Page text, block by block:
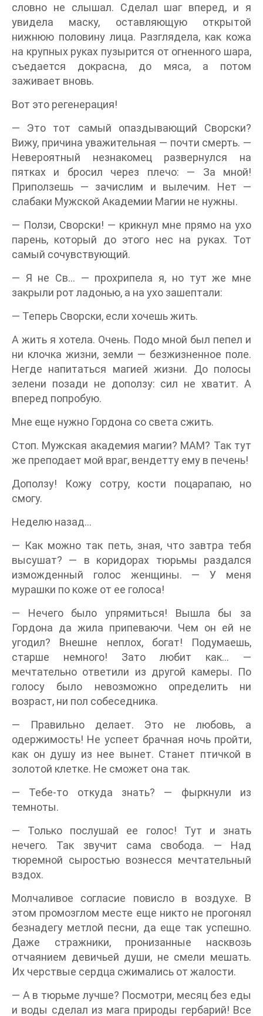
словно не слышал. Сделал шаг вперед, и я
увидела маску, оставляющую открытой
нижнюю половину лица. Разглядела, как кожа
на крупных руках пузырится от огненного шара,
съедается докрасна, до мяса, а потом
заживает вновь.
Вот это регенерация!
— Это тот самый опаздывающий Сворски?
Вижу, причина уважительная — почти смерть. —
Невероятный незнакомец развернулся на
пятках и бросил через плечо: — За мной!
Приползешь — зачислим и вылечим. Нет —
слабаки Мужской Академии Магии не нужны.
— Ползи, Сворски! — крикнул мне прямо на ухо
парень, который до этого нес на руках. Тот
самый сочувствующий.
— Я не Св… — прохрипела я, но тут же мне
закрыли рот ладонью, а на ухо зашептали:
— Теперь Сворски, если хочешь жить.
А жить я хотела. Очень. Подо мной был пепел и
ни клочка жизни, земли — безжизненное поле.
Негде напитаться магией жизни. До полосы
зелени позади не доползу: сил не хватит. А
вперед попробую.
Мне еще нужно Гордона со света сжить.
Стоп. Мужская академия магии? МАМ? Так тут
же преподает мой враг, вендетту ему в печень!
Доползу! Кожу сотру, кости поцарапаю, но
смогу.
Неделю назад…
— Как можно так петь, зная, что завтра тебя
высушат? — в коридорах тюрьмы раздался
изможденный голос женщины. — У меня
мурашки по коже от ее голоса!
— Нечего было упрямиться! Вышла бы за
Гордона да жила припеваючи. Чем он ей не
угодил? Внешне неплох, богат! Подумаешь,
старше немного! Зато любит как… —
мечтательно ответили из другой камеры. По
голосу было невозможно определить ни
возраст, ни пол собеседника.
— Правильно делает. Это не любовь, а
одержимость! Не успеет брачная ночь пройти,
как он душу из нее вынет. Станет птичкой в
золотой клетке. Не сможет она так.
— Тебе-то откуда знать? — фыркнули из
темноты.
— Только послушай ее голос! Тут и знать
нечего. Так звучит сама свобода. — Над
тюремной сыростью вознесся мечтательный
вздох.
Молчаливое согласие повисло в воздухе. В
этом промозглом месте еще никто не прогонял
безнадегу метлой песни, да еще так успешно.
Даже стражники, пронизанные насквозь
отчаянием девичьей души, не смели мешать.
Их черствые сердца сжимались от жалости.
— А в тюрьме лучше? Посмотри, месяц без еды
и воды сделал из мага природы гербарий! Все